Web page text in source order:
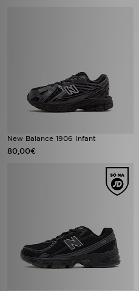
New Balance 1906 Infant
80,00€